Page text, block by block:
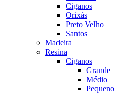
Ciganos
Orixás
Preto Velho
Santos
Madeira
Resina
Ciganos
Grande
Médio
Pequeno